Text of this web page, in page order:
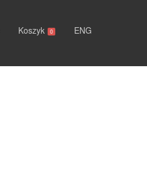
Koszyk 0 ENG